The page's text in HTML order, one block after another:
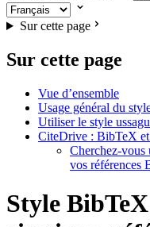
Sur cette page
Sur cette page
Vue d’ensemble
Usage général du
Utiliser le style
CiteDrive : BibTeX
Cherchez-
vos références
Style